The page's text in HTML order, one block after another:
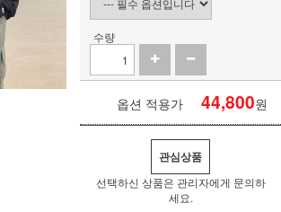
수량
옵션 적용가 44,800원
관심상품
선택하신 상품은 관리자에게 문의하
세요.